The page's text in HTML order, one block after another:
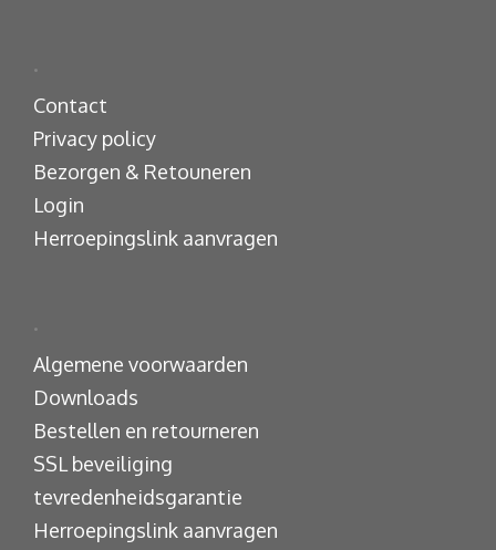
.
Contact
Privacy policy
Bezorgen & Retouneren
Login
Herroepingslink aanvragen
.
Algemene voorwaarden
Downloads
Bestellen en retourneren
SSL beveiliging
tevredenheidsgarantie
Herroepingslink aanvragen